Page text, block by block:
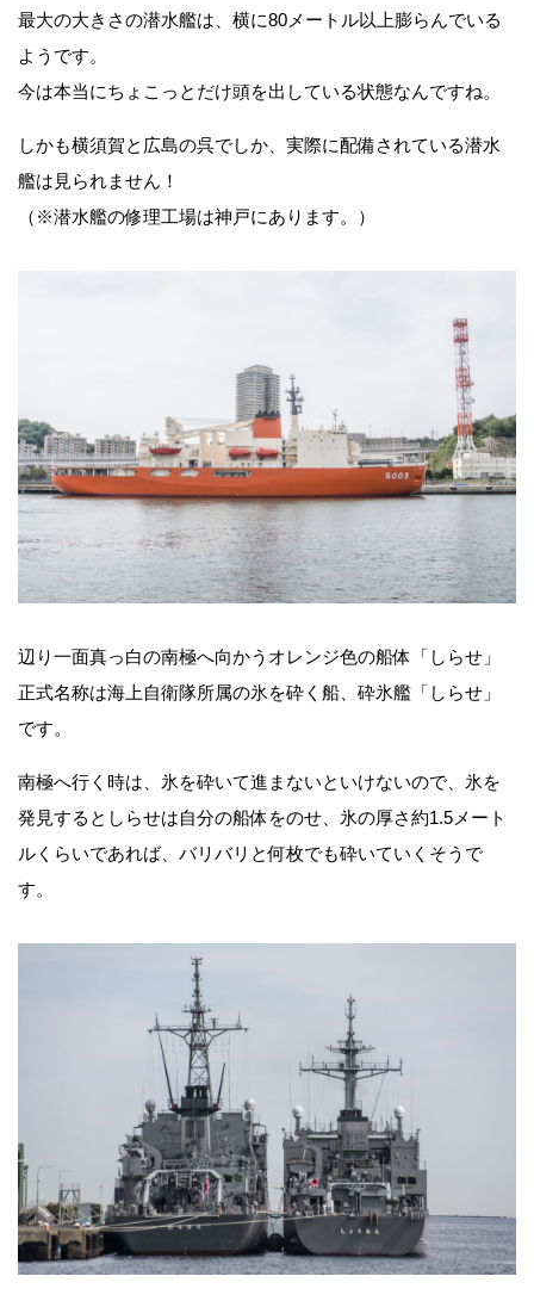
最大の大きさの潜水艦は、横に80メートル以上膨らんでいる
ようです。
今は本当にちょこっとだけ頭を出している状態なんですね。
しかも横須賀と広島の呉でしか、実際に配備されている潜水
艦は見られません！
（※潜水艦の修理工場は神戸にあります。）
辺り一面真っ白の南極へ向かうオレンジ色の船体「しらせ」
正式名称は海上自衛隊所属の氷を砕く船、砕氷艦「しらせ」
です。
南極へ行く時は、氷を砕いて進まないといけないので、氷を
発見するとしらせは自分の船体をのせ、氷の厚さ約1.5メート
ルくらいであれば、バリバリと何枚でも砕いていくそうで
す。